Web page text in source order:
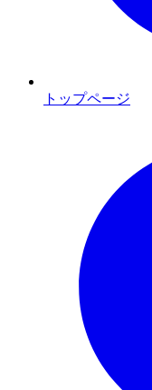
トップページ